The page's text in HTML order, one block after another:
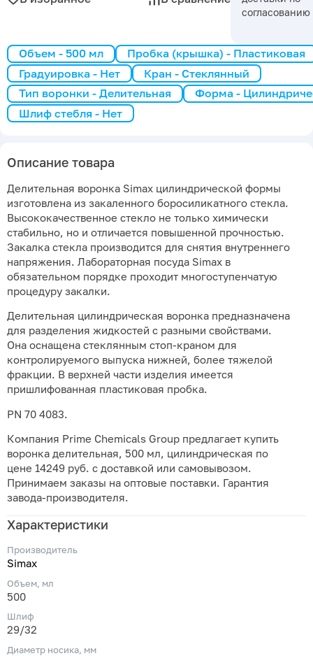
согласованию
Объем - 500 мл
Пробка (крышка) - Пластиковая
Градуировка - Нет
Кран - Стеклянный
Тип воронки - Делительная
Форма -
Шлиф стебля - Нет
Описание товара
Делительная воронка Simax цилиндрической формы
изготовлена из закаленного боросиликатного стекла.
Высококачественное стекло не только химически
стабильно, но и отличается повышенной прочностью.
Закалка стекла производится для снятия внутреннего
напряжения. Лабораторная посуда Simax в
обязательном порядке проходит многоступенчатую
процедуру закалки.
Делительная цилиндрическая воронка предназначена
для разделения жидкостей с разными свойствами.
Она оснащена стеклянным стоп-краном для
контролируемого выпуска нижней, более тяжелой
фракции. В верхней части изделия имеется
пришлифованная пластиковая пробка.
PN 70 4083.
Компания Prime Chemicals Group предлагает купить
воронка делительная, 500 мл, цилиндрическая по
цене 14249 руб. с доставкой или самовывозом.
Принимаем заказы на оптовые поставки. Гарантия
завода-производителя.
Характеристики
Производитель
Simax
Объем, мл
500
Шлиф
29/32
Диаметр носика, мм